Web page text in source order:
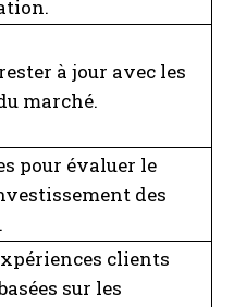
Policy .
à jour avec les
marché.
pour évaluer le
des
clients
sur les